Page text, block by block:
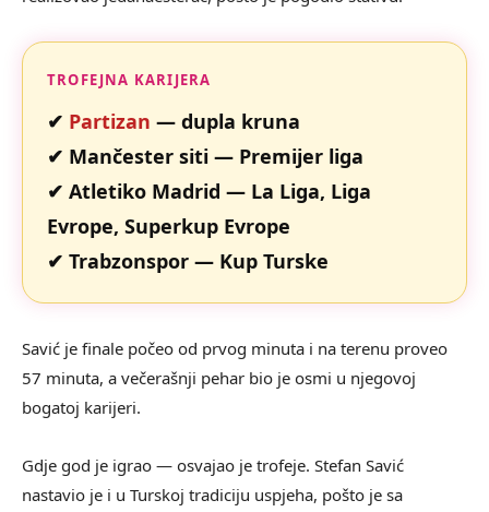
TROFEJNA KARIJERA
✔ Partizan — dupla kruna
✔ Mančester siti — Premijer liga
✔ Atletiko Madrid — La Liga, Liga
Evrope, Superkup Evrope
✔ Trabzonspor — Kup Turske
Savić je finale počeo od prvog minuta i na terenu proveo
57 minuta, a večerašnji pehar bio je osmi u njegovoj
bogatoj karijeri.
Gdje god je igrao — osvajao je trofeje. Stefan Savić
nastavio je i u Turskoj tradiciju uspjeha, pošto je sa